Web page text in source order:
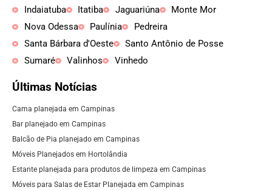
Indaiatuba
Itatiba Jaguariúna
Monte Mor
Nova Odessa
Paulínia
Pedreira
Santa Bárbara d'Oeste
Santo Antônio de Posse
Sumaré
Valinhos Vinhedo
Últimas Notícias
Cama planejada em Campinas
Bar planejado em Campinas
Balcão de Pia planejado em Campinas
Móveis Planejados em Hortolândia
Estante planejada para produtos de limpeza em Campinas
Móveis para Salas de Estar Planejada em Campinas